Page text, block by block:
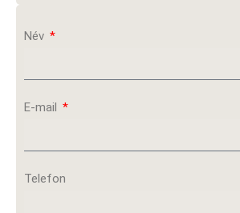
Név
E-mail
Telefon